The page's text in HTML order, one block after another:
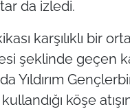
da izledi.
karşılıklı bir
şeklinde geçen
Yıldırım
köşe
News
Maç